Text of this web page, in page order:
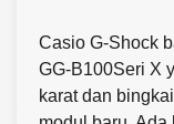
Casio G-Shock
GG-B100Seri X
karat dan